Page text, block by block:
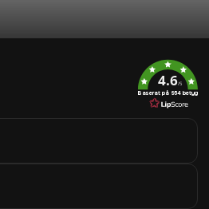
4.6/5
Baserat på 954 betyg